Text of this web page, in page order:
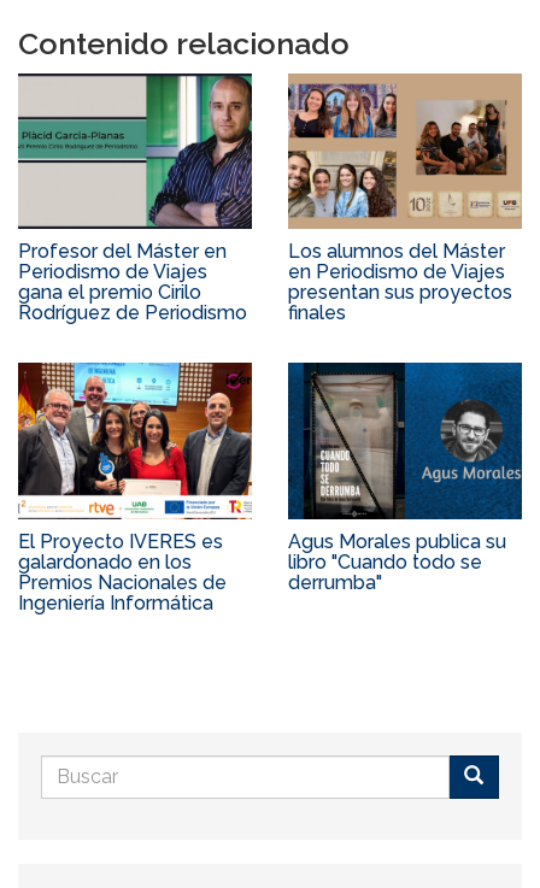
Contenido relacionado
Profesor del Máster en
Periodismo de Viajes
gana el premio Cirilo
Rodríguez de Periodismo
Los alumnos del Máster
en Periodismo de Viajes
presentan sus proyectos
finales
El Proyecto IVERES es
galardonado en los
Premios Nacionales de
Ingeniería Informática
Agus Morales publica su
libro "Cuando todo se
derrumba"
Formulario
de